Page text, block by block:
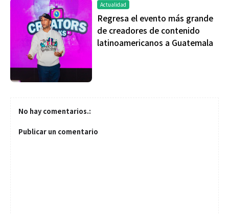
Actualidad
Regresa el evento más grande
de creadores de contenido
latinoamericanos a Guatemala
No hay comentarios.:
Publicar un comentario